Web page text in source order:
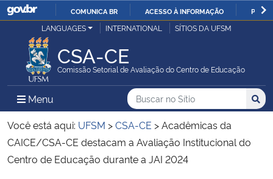
IR
COMUNICA BR ACESSO À INFORMAÇÃO
Ministério da Justiça e Segurança Pública
Ministério da Defesa
Ministério das Relações Exteriores
Ministério da Economia
LANGUAGES INTERNATIONAL SÍTIOS DA UFSM
CSA-CE
Comissão Setorial de Avaliação do Centro de Educação
Menu Menu Principal do Sítio
Busca
Buscar no no Sítio
Busca:
Você está aqui: UFSM >CSA-CE >Acadêmicas da
CAICE/CSA-CE destacam a Avaliação Institucional do
Centro de Educação durante a JAI 2024